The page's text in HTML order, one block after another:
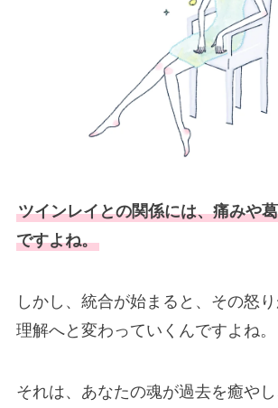
ツインレイとの関係には、痛みや
ですよね。
しかし、統合が始まると、その怒
理解へと変わっていくんですよね。
それは、あなたの魂が過去を癒やし